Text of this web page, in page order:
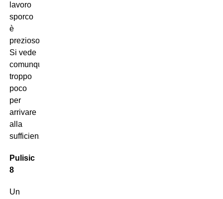
lavoro
sporco
è
prezioso.
Si vede
comunque
troppo
poco
per
arrivare
alla
sufficienza.
Pulisic
8
Un